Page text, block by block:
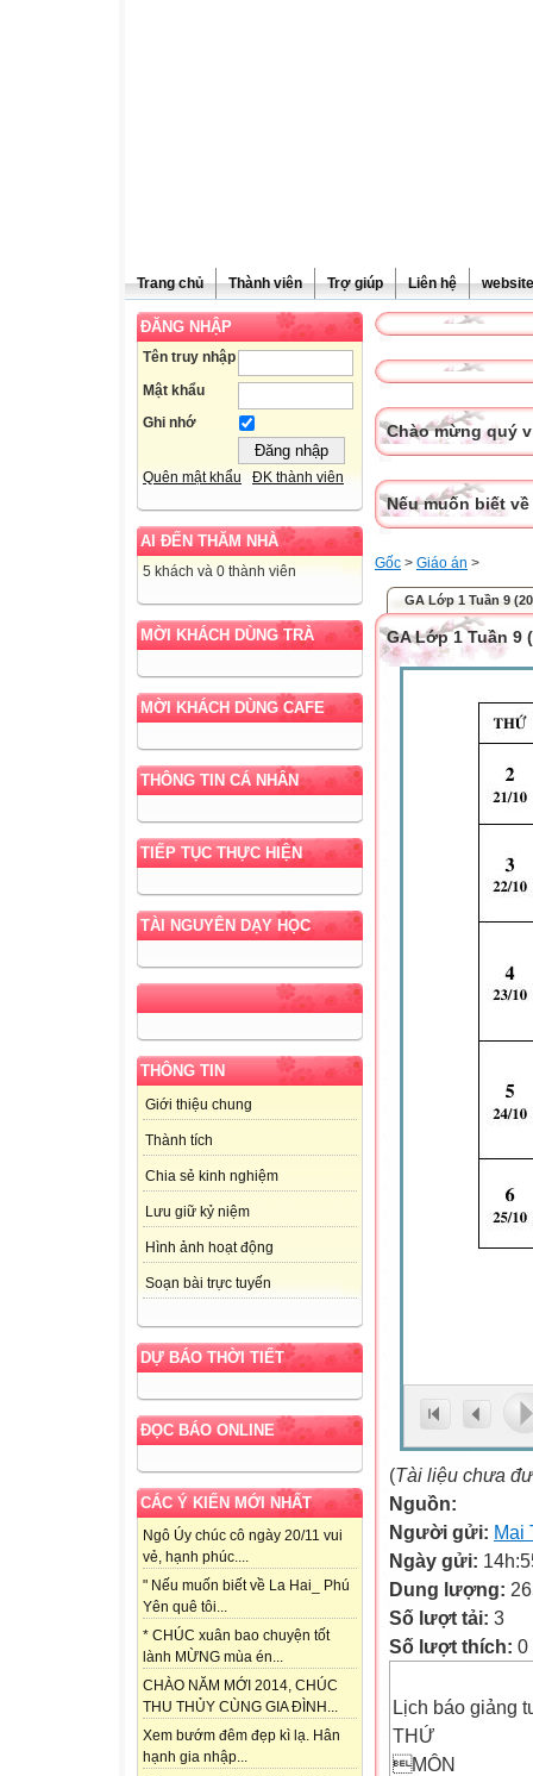
Trang chủ Thành viên Trợ giúp Liên hệ
ĐĂNG NHẬP
Tên truy nhập
Mật khẩu
Ghi nhớ
Quên mật khẩu ĐK thành viên
AI ĐẾN THĂM NHÀ
5 khách và 0 thành viên
MỜI KHÁCH DÙNG TRÀ
MỜI KHÁCH DÙNG CAFE
THÔNG TIN CÁ NHÂN
TIẾP TỤC THỰC HIỆN
TÀI NGUYÊN DẠY HỌC
THÔNG TIN
Giới thiệu chung
Thành tích
Chia sẻ kinh nghiệm
Lưu giữ kỷ niệm
Hình ảnh hoạt động
Soạn bài trực tuyến
DỰ BÁO THỜI TIẾT
ĐỌC BÁO ONLINE
CÁC Ý KIẾN MỚI NHẤT
Ngô Úy chúc cô ngày 20/11 vui
vẻ, hạnh phúc....
" Nếu muốn biết về La Hai_ Phú
Yên quê tôi...
* CHÚC xuân bao chuyện tốt
lành MỪNG mùa én...
CHÀO NĂM MỚI 2014, CHÚC
THU THỦY CÙNG GIA ĐÌNH...
Xem bướm đêm đẹp kì lạ. Hân
hạnh gia nhập...
Chào mừng quý
Nếu muốn biết
Gốc > Giáo án >
GA Lớp 1 Tuần 9
GA Lớp 1 Tuần 9
(Tài liệu chưa
Nguồn:
Người gửi: Mai
Ngày gửi:
Dung lượng:
Số lượt tải: 3
Số lượt thích: 0
Lịch báo giảng
THỨ
MÔN